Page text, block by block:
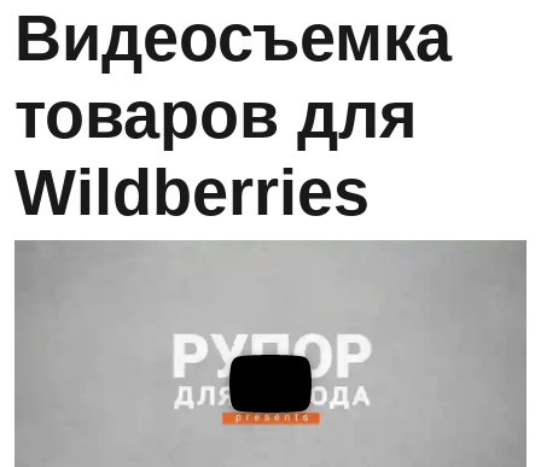
Видеосъемка
товаров для
Wildberries